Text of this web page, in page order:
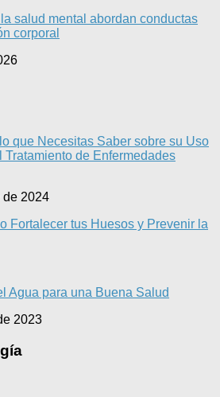
salud mental abordan conductas
corporal
que Necesitas Saber sobre su Uso
Tratamiento de Enfermedades
de 2024
Agua para una Buena Salud
2023